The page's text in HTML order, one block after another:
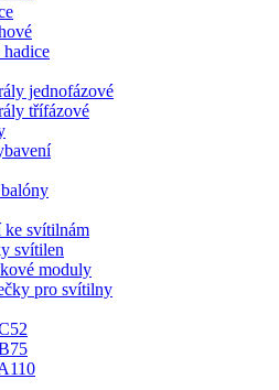
jednofázové
třífázové
ke svítilnám
svítilen
moduly
pro svítilny